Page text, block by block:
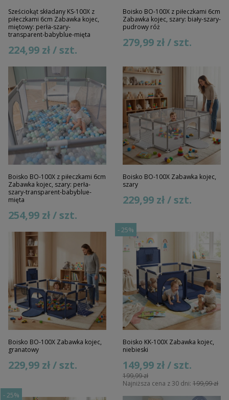
Sześciokąt składany KS-100X z
piłeczkami 6cm Zabawka kojec,
miętowy: perła-szary-
transparent-babyblue-mięta
224,99 zł / szt.
Boisko BO-100X z piłeczkami 6cm
Zabawka kojec, szary: biały-szary-
pudrowy róż
279,99 zł / szt.
Boisko BO-100X z piłeczkami 6cm
Zabawka kojec, szary: perła-
szary-transparent-babyblue-
mięta
254,99 zł / szt.
Boisko BO-100X Zabawka kojec,
szary
229,99 zł / szt.
Boisko BO-100X Zabawka kojec,
granatowy
229,99 zł / szt.
-25%
Boisko KK-100X Zabawka kojec,
niebieski
199,99 zł
149,99 zł / szt.
Najniższa cena z 30 dni: 199,99 zł
-25%